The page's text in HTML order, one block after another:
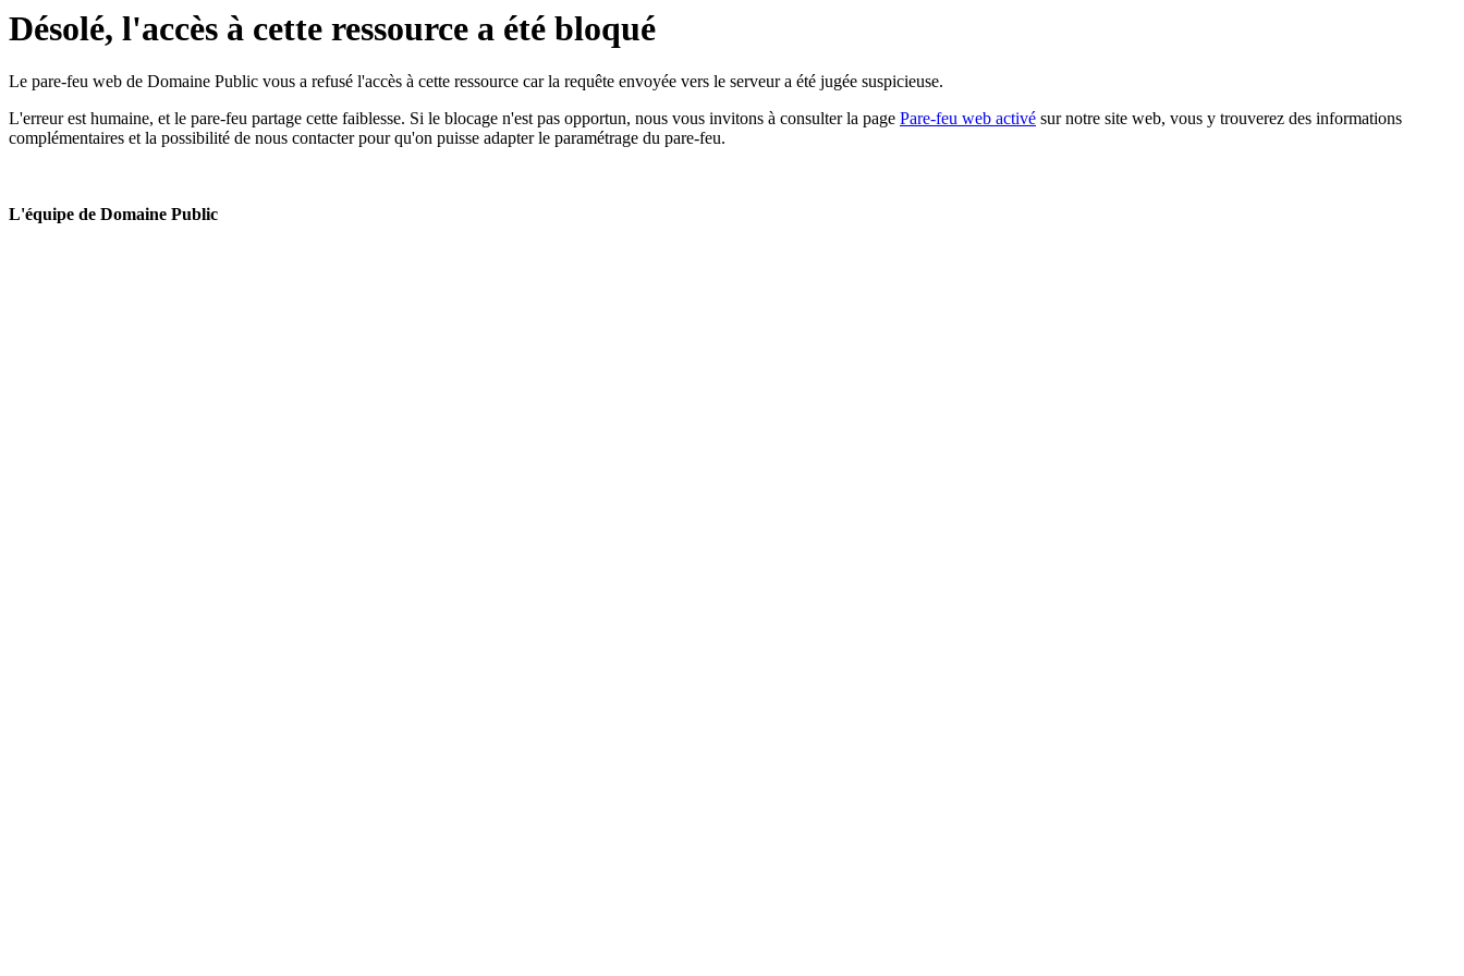
Désolé, l'accès à cette ressource a été bloqué
Le pare-feu web de Domaine Public vous a refusé l'accès à cette ressource car la requête envoyée vers le serveur a été jugée suspicieuse.
L'erreur est humaine, et le pare-feu partage cette faiblesse. Si le blocage n'est pas opportun, nous vous invitons à consulter la page Pare-feu web activé sur notre site web, vous y trouverez des informations
complémentaires et la possibilité de nous contacter pour qu'on puisse adapter le paramétrage du pare-feu.
L'équipe de Domaine Public